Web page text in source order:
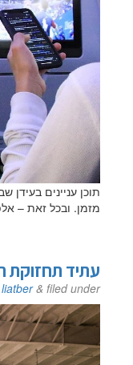
תוכן עניינים
מזמן. ובכל זאת –
עתיד תחזוקת
liatber & filed under